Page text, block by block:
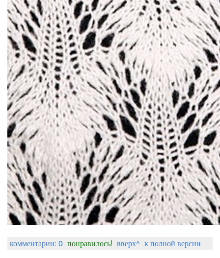
комментарии: 0 понравилось! вверх^ к полной версии